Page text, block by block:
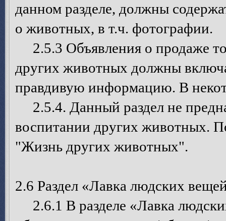
данном разделе, должны
о животных, в т.ч. фотографии.
2.5.3 Объявления о продаже
других животных должны
правдивую информацию. В
2.5.4. Данный раздел не
воспитании других животных.
"Жизнь других животных".
2.6 Раздел «Лавка людских
2.6.1 В разделе «Лавка